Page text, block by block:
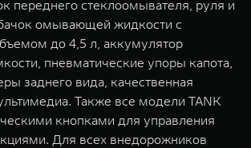
переднего стеклоомывателя, руля и
омывающей жидкости с
до 4,5 л, аккумулятор
пневматические упоры капота,
заднего вида, качественная
Также все модели TANK
кнопками для управления
Для всех внедорожников